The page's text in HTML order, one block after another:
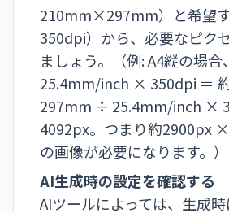
210mm×297mm）と希望
350dpi）から、必要なピク
ましょう。（例: A4縦の場
25.4mm/inch × 350dpi ＝ 約
297mm ÷ 25.4mm/inch ×
4092px。つまり約2900px
の画像が必要になります。）
AI生成時の設定を確認する
AIツールによっては、生成